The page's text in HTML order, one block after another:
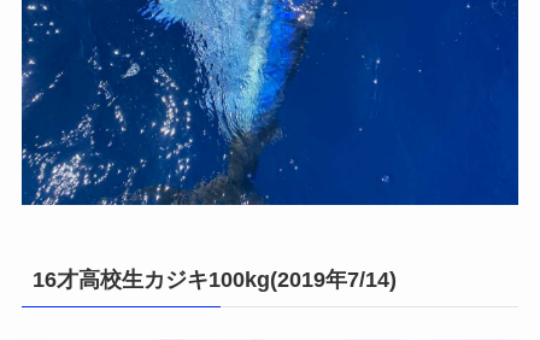
16才高校生カジキ100kg(2019年7/14)